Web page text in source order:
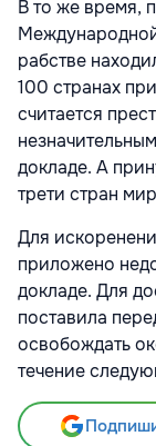
В то же время,
рабстве
100 странах
считается
докладе. А
трети стран
Для
приложено
докладе. Для
поставила
освобождать
течение